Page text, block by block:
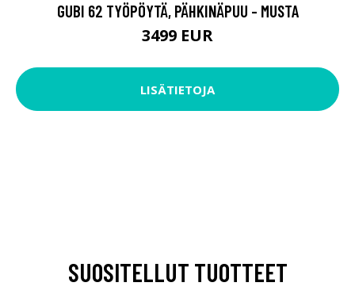
GUBI 62 TYÖPÖYTÄ, PÄHKINÄPUU - MUSTA
3499 EUR
LISÄTIETOJA
SUOSITELLUT TUOTTEET